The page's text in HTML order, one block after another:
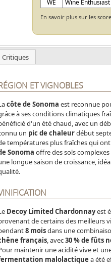
WE
Wine Enthusiast
En savoir plus sur les
Critiques
ET VIGNOBLES
côte de Sonoma est reconnue
à ses conditions climatiques
d'un été chaud, avec un
un pic de chaleurdébut
températures plus fraîches qui
Sonoma offre des sols
longue saison de croissance,
Decoy Limited Chardonnayest
de certains des meilleurs
8 moisdans une
français, avec30 % de fûts
maintenir une acidité vive et
malolactique a été